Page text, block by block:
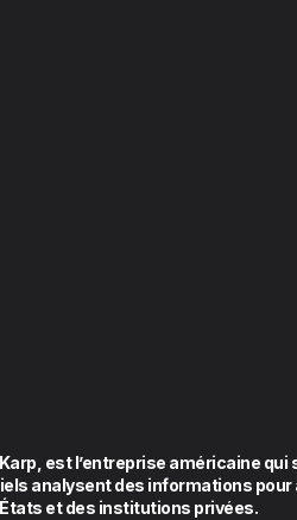
est l’entreprise américaine qui
analysent des informations
et des institutions privées.